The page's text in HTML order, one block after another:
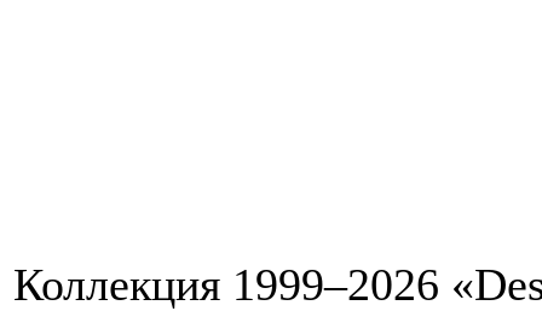
Коллекция 1999–2026